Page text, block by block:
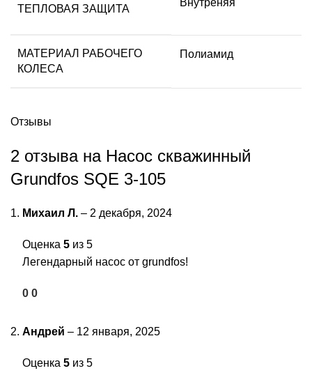
ТЕПЛОВАЯ ЗАЩИТА
МАТЕРИАЛ РАБОЧЕГО
КОЛЕСА
Полиамид
Отзывы
2 отзыва на Насос скважинный
Grundfos SQE 3-105
Михаил Л. – 2 декабря, 2024
Оценка 5 из 5
Легендарный насос от grundfos!
0 0
Андрей – 12 января, 2025
Оценка 5 из 5